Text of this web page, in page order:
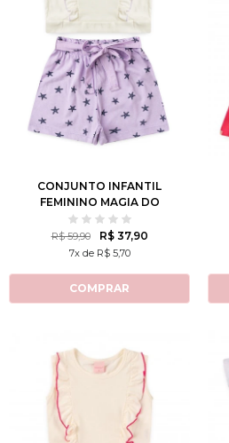
2 3 4 6 8
CONJUNTO INFANTIL
FEMININO MAGIA DO
OCEANO
R$ 59,90 R$ 37,90
7x de R$ 5,70
COMPRAR